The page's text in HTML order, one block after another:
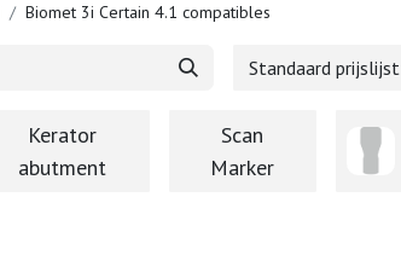
Biomet 3i Certain 4.1 compatibles
Standaard prijslijst
Kerator
abutment
Scan
Marker